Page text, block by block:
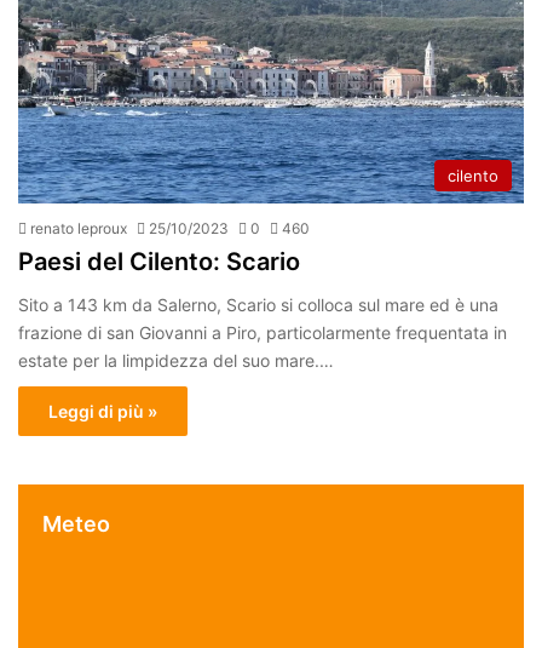
cilento
renato leproux 25/10/2023 0 460
Paesi del Cilento: Scario
Sito a 143 km da Salerno, Scario si colloca sul mare ed è una
frazione di san Giovanni a Piro, particolarmente frequentata in
estate per la limpidezza del suo mare.…
Leggi di più »
Meteo